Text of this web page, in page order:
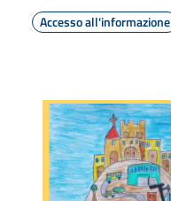
Accesso all'informazione